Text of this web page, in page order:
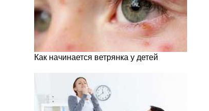
Как начинается ветрянка у детей